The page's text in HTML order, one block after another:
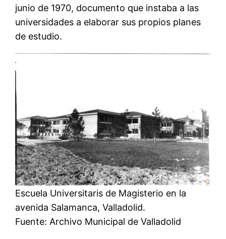
junio de 1970, documento que instaba a las
universidades a elaborar sus propios planes
de estudio.
Escuela Universitaris de Magisterio en la
avenida Salamanca, Valladolid.
Fuente: Archivo Municipal de Valladolid